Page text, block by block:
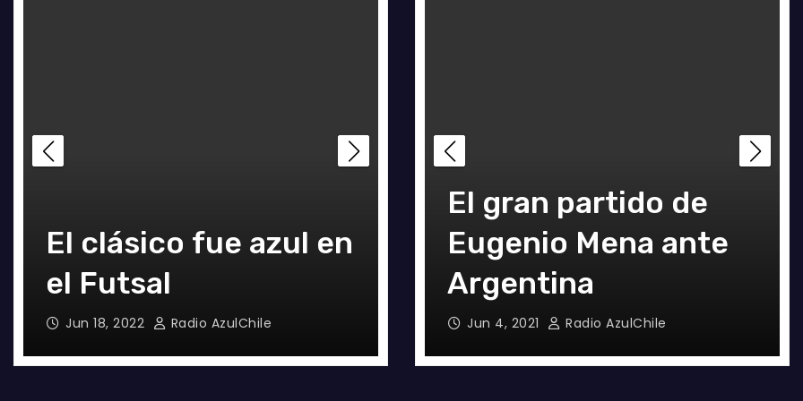
FOTOGRAFÍAS U. DE
CHILE VS ÑUBLENSE
May 28, 2024 Radio AzulChile
El clásico fue azul en
el Futsal
Jun 18, 2022 Radio AzulChile
UNIVERSIDAD DE
CHILE GANA EL
TETRACAMPEONATO
DEL FUTSAL
FEMENINO
Dic 2, 2024 Joaquín Rivas
Manuel Iturra inicia
como DT en España
Jul 5, 2021 Alvaro Valenzuela
El gran partido de
Eugenio Mena ante
Argentina
Jun 4, 2021 Radio AzulChile